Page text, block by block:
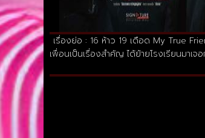
เรื่องย่อ : 16 ห้าว 19 เดือด My True
เพื่อนเป็นเรื่องสำคัญ ได้ย้ายโรงเรียนมาเ